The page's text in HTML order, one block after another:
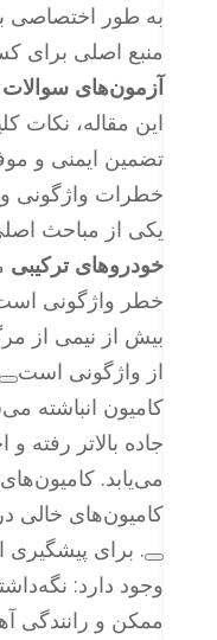
به طور اختصاصی
منبع اصلی برای
آزمون‌های
این مقاله، نکات
تضمین ایمنی و
خطرات واژگونی
یکی از مباحث
خودروهای ترکیبی
خطر واژگونی
بیش از نیمی از
از واژگونی است
کامیون انباشته
جاده بالاتر رفته
می‌یابد. کامیون‌های
کامیون‌های خالی
. برای پیشگیری
وجود دارد:
ممکن و رانندگی